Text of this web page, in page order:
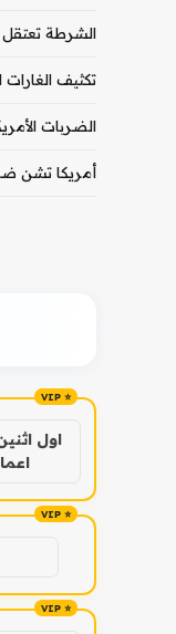
الشرطة تعتقل
تكثيف
الضربات
أمريكا تشن
اول